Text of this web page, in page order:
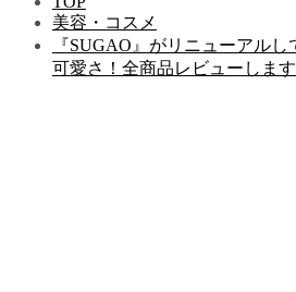
美容・コスメ
『SUGAO』がリニューアル
可愛さ！全商品レビューしま